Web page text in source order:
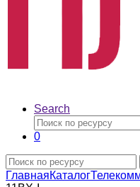
Search
0
ГлавнаяКаталог